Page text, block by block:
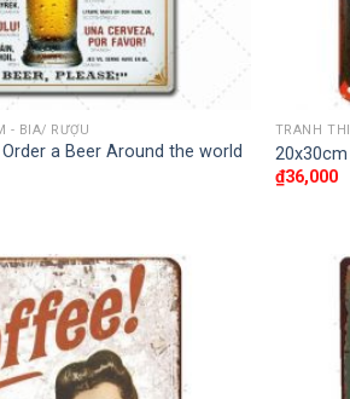
- BIA/ RƯỢU
a Beer Around the world
TRANH
₫36,000